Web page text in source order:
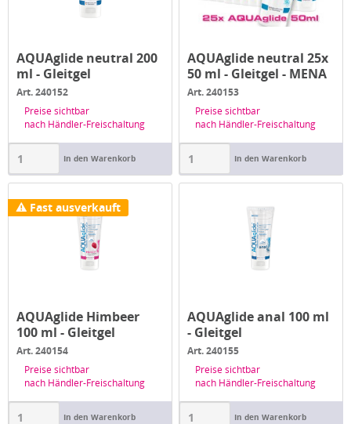
AQUAglide neutral 200
ml - Gleitgel
Art. 240152
Preise sichtbar
nach Händler-Freischaltung
In den Warenkorb
AQUAglide neutral 25x
50 ml - Gleitgel - MENA
-...
Art. 240153
Preise sichtbar
nach Händler-Freischaltung
In den Warenkorb
Fast ausverkauft
AQUAglide Himbeer
100 ml - Gleitgel
Art. 240154
Preise sichtbar
nach Händler-Freischaltung
In den Warenkorb
AQUAglide anal 100 ml
- Gleitgel
Art. 240155
Preise sichtbar
nach Händler-Freischaltung
In den Warenkorb